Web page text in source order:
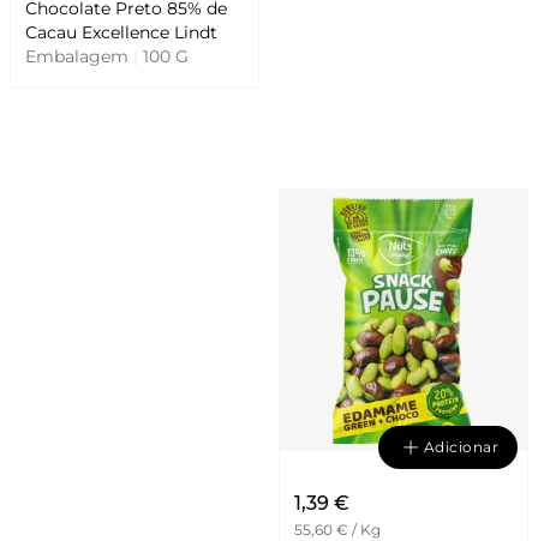
Chocolate Preto 85% de
Cacau Excellence Lindt
Embalagem
100 G
Adicionar
1,39 €
55,60 € / Kg